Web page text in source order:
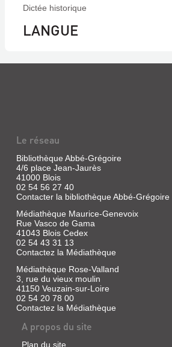
Dictée historique
LANGUE
Le réseau
Bibliothèque Abbé-Grégoire
4/6 place Jean-Jaurès
41000 Blois
02 54 56 27 40
Contacter la bibliothèque Abbé-Grégoire
Médiathèque Maurice-Genevoix
Rue Vasco de Gama
41043 Blois Cedex
02 54 43 31 13
Contactez la Médiathèque
Médiathèque Rose-Valland
3, rue du vieux moulin
41150 Veuzain-sur-Loire
02 54 20 78 00
Contactez la Médiathèque
A propos du site
Plan du site